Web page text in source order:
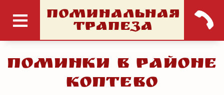
ПОМИНАЛЬНАЯ
ТРАПЕЗА
Поминки в районе
Коптево